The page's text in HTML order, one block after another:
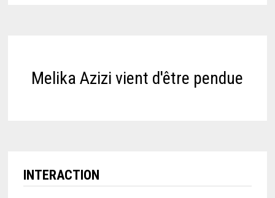
Melika Azizi vient d'être pendue
INTERACTION